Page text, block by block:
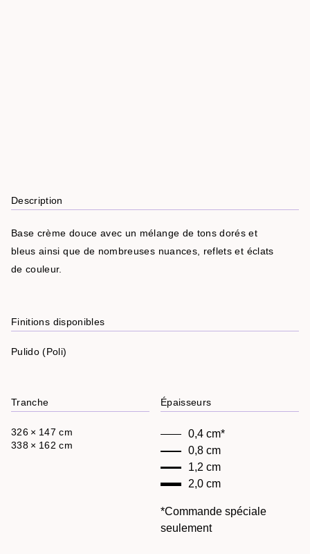
Description
Base crème douce avec un mélange de tons dorés et
bleus ainsi que de nombreuses nuances, reflets et éclats
de couleur.
Finitions disponibles
Pulido (Poli)
Tranche
326 × 147 cm
338 × 162 cm
Épaisseurs
0,4 cm*
0,8 cm
1,2 cm
2,0 cm
*Commande spéciale
seulement